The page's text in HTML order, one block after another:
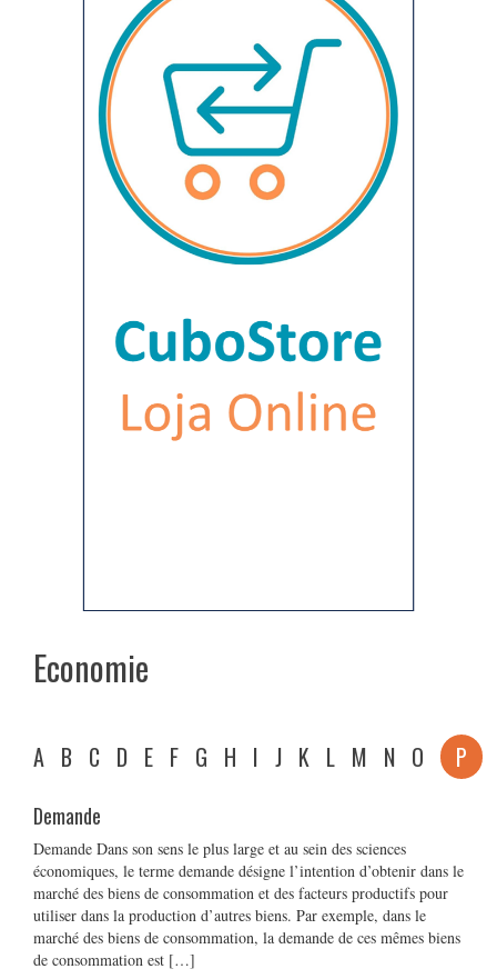
Economie
A B C D E F G H I J K L M N O P
Demande
Demande Dans son sens le plus large et au sein des sciences
économiques, le terme demande désigne l’intention d’obtenir dans le
marché des biens de consommation et des facteurs productifs pour
utiliser dans la production d’autres biens. Par exemple, dans le
marché des biens de consommation, la demande de ces mêmes biens
de consommation est […]